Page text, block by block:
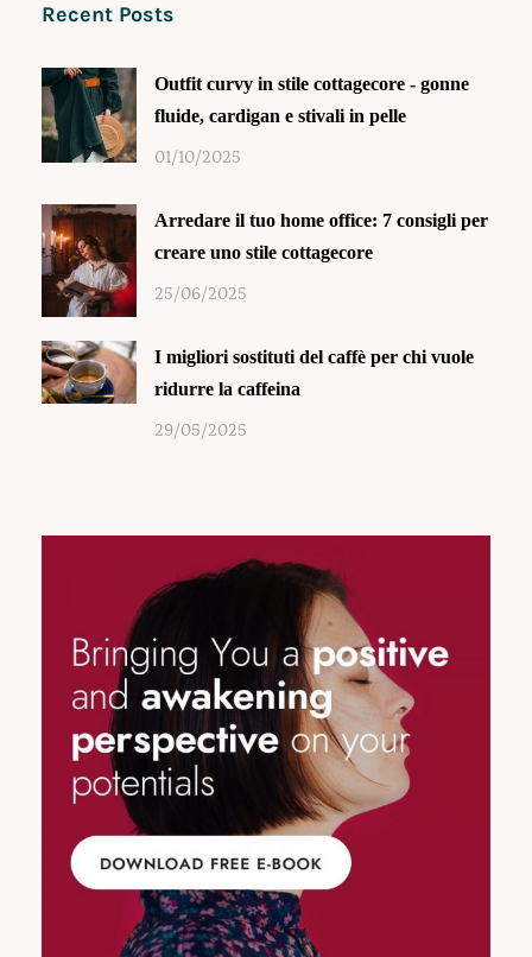
Recent Posts
Outfit curvy in stile cottagecore - gonne
fluide, cardigan e stivali in pelle
01/10/2025
Arredare il tuo home office: 7 consigli per
creare uno stile cottagecore
25/06/2025
I migliori sostituti del caffè per chi vuole
ridurre la caffeina
29/05/2025